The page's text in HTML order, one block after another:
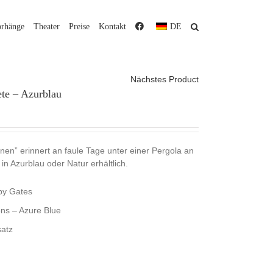
Theater Preise Kontakt DE
Nächstes Product
– Azurblau
erinnert an faule Tage unter einer Pergola an
Azurblau oder Natur erhältlich.
Gates
– Azure Blue